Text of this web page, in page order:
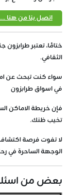
اتصل بنا من هنا
ختامًا، تعتبر طرابزون
الثقافي.
سواء كنت تبحث عن
في اسواق طرابزون
فإن خريطة الاماكن
تخيب ظنك.
لا تفوت فرصة
الوجهة الساحرة في
بعض من اسئلة